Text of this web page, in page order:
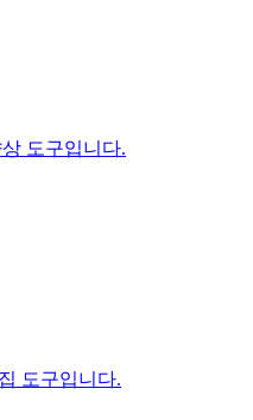
도구입니다.
도구입니다.